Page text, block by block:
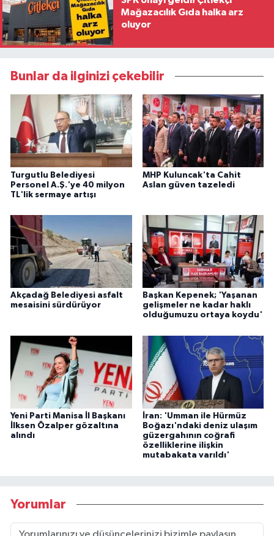
Mağazacılık Gıda halka arz
oluyor
Bunlar da ilginizi çekebilir
Turgutlu Belediyesi
Personel A.Ş.'ye 40 milyon
TL'lik sermaye artışı
MHP Kuluncak'ta Cahit
Aslan güven tazeledi
Akçadağ Belediyesi asfalt
mesaisini sürdürüyor
Başkan Kepenek; 'Yaşanan
gelişmeler ne kadar haklı
olduğumuzu ortaya koydu'
Yeni Parti Manisa İl Başkanı
İlksen Özalper gözaltına
alındı
İran: 'Umman ile Hürmüz
Boğazı'ndaki deniz ulaşım
güzergahının coğrafi
özelliklerine ilişkin
mutabakata varıldı'
Yorumlar